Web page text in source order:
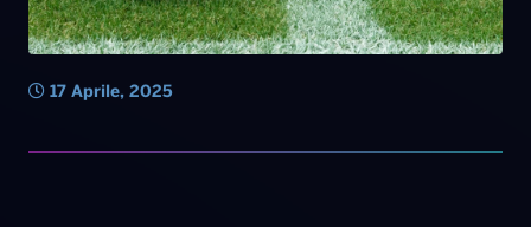
17 Aprile, 2025